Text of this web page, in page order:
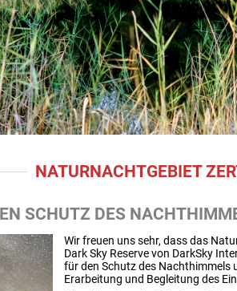
NATURNACHTGEBIET
SCHUTZ DES
Wir freuen uns sehr, dass das
Dark Sky Reserve von DarkSky
für den Schutz des Nachthimmels
Erarbeitung und Begleitung des